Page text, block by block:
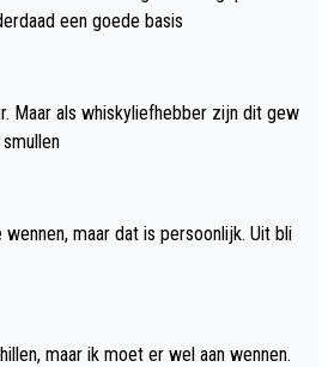
een goede basis
Maar als whiskyliefhebber zijn dit gew
maar dat is persoonlijk. Uit bli
maar ik moet er wel aan wennen.